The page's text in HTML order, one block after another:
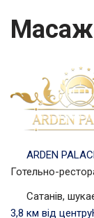
ARDEN
Готельно-
Сатанів,
3,8 км від центру